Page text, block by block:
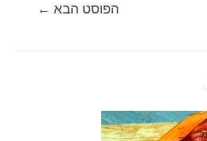
הפוסט הבא ←